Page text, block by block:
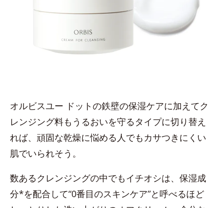
オルビスユー ドットの鉄壁の保湿ケアに加えてク
レンジング料もうるおいを守るタイプに切り替え
れば、頑固な乾燥に悩める人でもカサつきにくい
肌でいられそう。
数あるクレンジングの中でもイチオシは、保湿成
分*を配合して“0番目のスキンケア”と呼べるほど